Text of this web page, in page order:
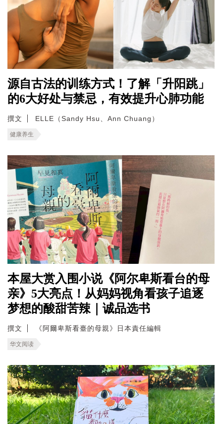
源自古法的训练方式！了解「升阳跳」
的6大好处与禁忌，有效提升心肺功能
撰文 ELLE（Sandy Hsu、Ann Chuang）
健康养生
本屋大赏入围小说《阿尔卑斯看台的母
亲》5大亮点！从妈妈视角看孩子追逐
梦想的酸甜苦辣｜诚品选书
撰文 《阿爾卑斯看臺的母親》日本責任編輯
华文阅读